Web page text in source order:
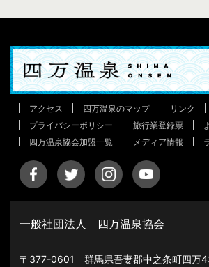
アクセス 四万温泉のマップ リンク
プライバシーポリシー
旅行業登録票
四万温泉協会加盟一覧
メディア情報
一般社団法人 四万温泉協会
〒377-0601 群馬県吾妻郡中之条町四万